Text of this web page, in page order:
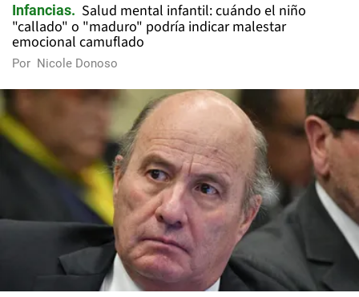
Infancias
Salud mental infantil: cuándo el niño
"callado" o "maduro" podría indicar malestar
emocional camuflado
Por Nicole Donoso